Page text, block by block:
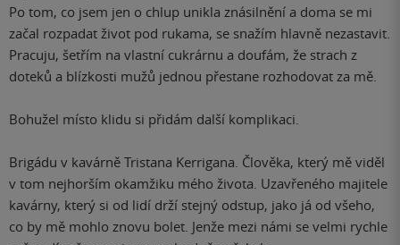
Po tom, co jsem jen o chlup unikla znásilnění a doma se mi
začal rozpadat život pod rukama, se snažím hlavně nezastavit.
Pracuju, šetřím na vlastní cukrárnu a doufám, že strach z
doteků a blízkosti mužů jednou přestane rozhodovat za mě.
Bohužel místo klidu si přidám další komplikaci.
Brigádu v kavárně Tristana Kerrigana. Člověka, který mě viděl
v tom nejhorším okamžiku mého života. Uzavřeného majitele
kavárny, který si od lidí drží stejný odstup, jako já od všeho,
co by mě mohlo znovu bolet. Jenže mezi námi se velmi rychle